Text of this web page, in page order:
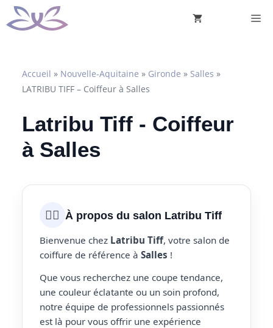
Aller
au
Accueil » Nouvelle-Aquitaine » Gironde » Salles »
LATRIBU TIFF – Coiffeur à Salles
Latribu Tiff - Coiffeur
à Salles
💇‍♀️ À propos du salon Latribu Tiff
Bienvenue chez Latribu Tiff, votre salon de
coiffure de référence à Salles !
Que vous recherchez une coupe tendance,
une couleur éclatante ou un soin profond,
notre équipe de professionnels passionnés
est là pour vous offrir une expérience